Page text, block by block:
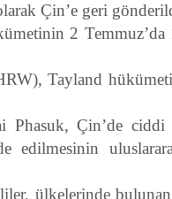
Çin’e geri
2
Tayland
Phasuk, Çin’de ciddi
edilmesinin
ülkelerinde bulunan